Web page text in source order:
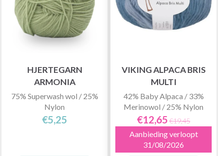
HJERTEGARN
ARMONIA
75% Superwash wol / 25%
Nylon
€5,25
VIKING ALPACA BRIS
MULTI
42% Baby Alpaca / 33%
Merinowol / 25% Nylon
€12,65 €19,45
Aanbieding verloopt
31/08/2026